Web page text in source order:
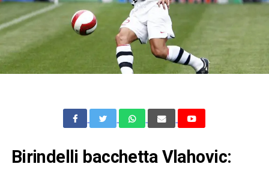
Birindelli bacchetta Vlahovic: